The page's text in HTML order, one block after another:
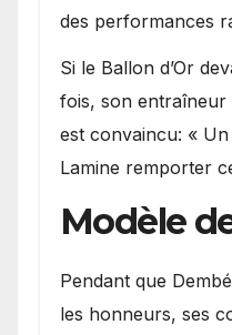
des performances
Si le Ballon d’Or
fois, son entraîneur
est convaincu: «
Lamine remporter
Modèle
Pendant que
les honneurs, ses